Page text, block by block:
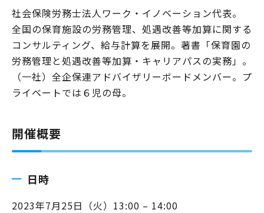
社会保険労務士法人ワーク・イノベーション代表。
全国の保育施設の労務管理、処遇改善等加算に関する
コンサルティング、給与計算を展開。著書「保育園の
労務管理と処遇改善等加算・キャリアパスの実務」。
（一社）全企保連アドバイザリーボードメンバー。プ
ライベートでは６児の母。
開催概要
日時
2023年7月25日（火）13:00 – 14:00